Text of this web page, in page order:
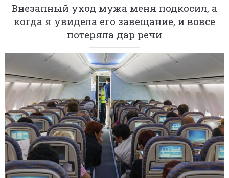
Внезапный уход мужа меня подкосил, а
когда я увидела его завещание, и вовсе
потеряла дар речи